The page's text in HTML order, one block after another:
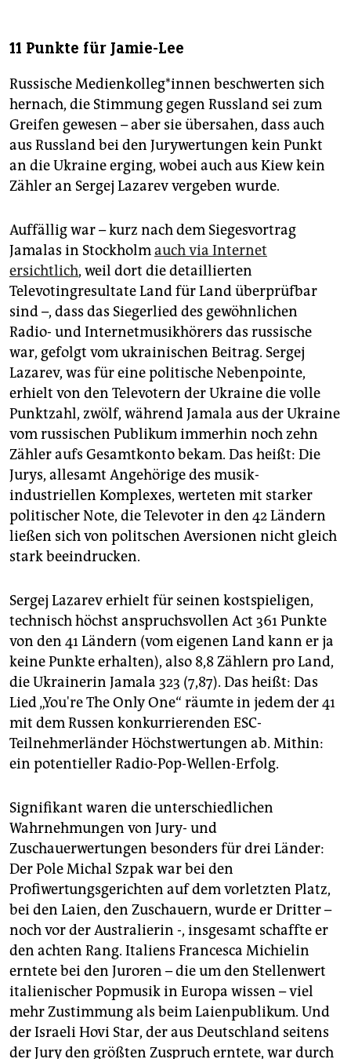
11 Punkte für Jamie-Lee
Russische Medienkolleg*innen beschwerten sich
hernach, die Stimmung gegen Russland sei zum
Greifen gewesen – aber sie übersahen, dass auch
aus Russland bei den Jurywertungen kein Punkt
an die Ukraine erging, wobei auch aus Kiew kein
Zähler an Sergej Lazarev vergeben wurde.
Auffällig war – kurz nach dem Siegesvortrag
Jamalas in Stockholmauch via Internet
ersichtlich, weil dort die detaillierten
Televotingresultate Land für Land überprüfbar
sind –, dass das Siegerlied des gewöhnlichen
Radio- und Internetmusikhörers das russische
war, gefolgt vom ukrainischen Beitrag. Sergej
Lazarev, was für eine politische Nebenpointe,
erhielt von den Televotern der Ukraine die volle
Punktzahl, zwölf, während Jamala aus der Ukraine
vom russischen Publikum immerhin noch zehn
Zähler aufs Gesamtkonto bekam. Das heißt: Die
Jurys, allesamt Angehörige des musik-
industriellen Komplexes, werteten mit starker
politischer Note, die Televoter in den 42 Ländern
ließen sich von politschen Aversionen nicht gleich
stark beeindrucken.
Sergej Lazarev erhielt für seinen kostspieligen,
technisch höchst anspruchsvollen Act 361 Punkte
von den 41 Ländern (vom eigenen Land kann er ja
keine Punkte erhalten), also 8,8 Zählern pro Land,
die Ukrainerin Jamala 323 (7,87). Das heißt: Das
Lied „You're The Only One“ räumte in jedem der 41
mit dem Russen konkurrierenden ESC-
Teilnehmerländer Höchstwertungen ab. Mithin:
ein potentieller Radio-Pop-Wellen-Erfolg.
Signifikant waren die unterschiedlichen
Wahrnehmungen von Jury- und
Zuschauerwertungen besonders für drei Länder:
Der Pole Michal Szpak war bei den
Profiwertungsgerichten auf dem vorletzten Platz,
bei den Laien, den Zuschauern, wurde er Dritter –
noch vor der Australierin -, insgesamt schaffte er
den achten Rang. Italiens Francesca Michielin
erntete bei den Juroren – die um den Stellenwert
italienischer Popmusik in Europa wissen – viel
mehr Zustimmung als beim Laienpublikum. Und
der Israeli Hovi Star, der aus Deutschland seitens
der Jury den größten Zuspruch erntete, war durch